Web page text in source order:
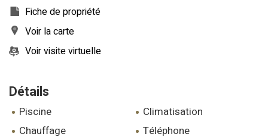
Fiche de propriété
Voir la carte
Voir visite virtuelle
Détails
piscine
climatisation
chauffage
téléphone